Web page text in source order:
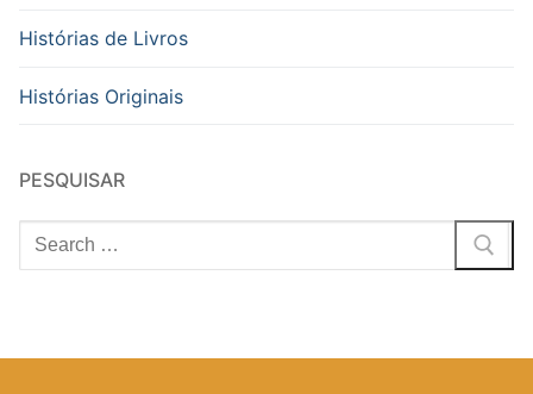
Histórias de Livros
Histórias Originais
PESQUISAR
Pesquisar
por: